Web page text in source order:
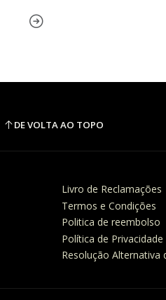
DE VOLTA AO TOPO
Livro de Reclamações
Termos e Condições
Politica de reembolso
Política de Privacidade
Resolução Alternativa